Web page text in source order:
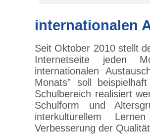
internationalen
Seit Oktober 2010 stellt
Internetseite jeden
internationalen
Monats” soll
Schulbereich realisiert
Schulform und
interkulturellem
Verbesserung der